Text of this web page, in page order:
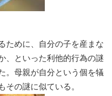
ために、自分の子を産まな
、といった利他的行為の謎
。母親が自分という個を犠
その謎に似ている。